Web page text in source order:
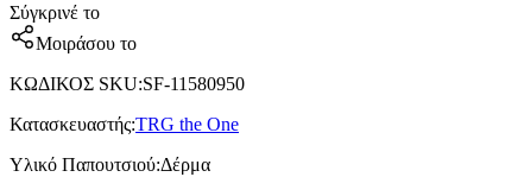
Σύγκρινέ το
Μοιράσου το
ΚΩΔΙΚΟΣ SKU:SF-11580950
Κατασκευαστής:TRG the One
Υλικό Παπουτσιού:Δέρμα